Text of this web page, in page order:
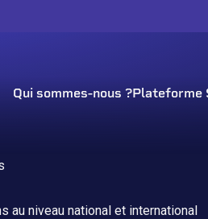
Qui sommes-nous ?Plateforme
au niveau national et international